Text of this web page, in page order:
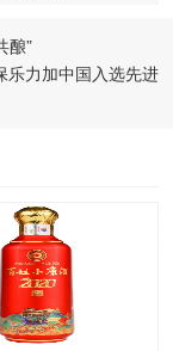
酿”
乐力加中国入选先进